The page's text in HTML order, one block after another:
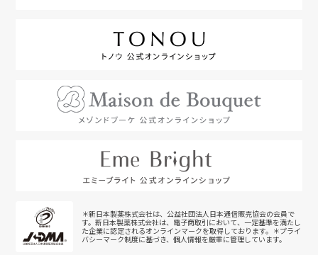
＊新日本製薬株式会社は、公益社団法人日本通信販売協会の会員で
す。新日本製薬株式会社は、電子商取引において、一定基準を満たし
た企業に認定されるオンラインマークを取得しております。＊プライ
バシーマーク制度に基づき、個人情報を厳重に管理しています。